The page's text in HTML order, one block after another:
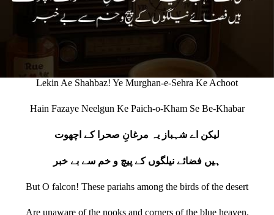
Lekin Ae Shahbaz! Ye Murghan-e-Sehra Ke Achoot
Hain Fazaye Neelgun Ke Paich-o-Kham Se Be-Khabar
لیکن اے شہباز یہ مرغانِ صحرا کے اچھوت
ہیں فضائے نیلگوں کے پیچ و خم سے بے خبر
But O falcon! These pariahs among the birds of the desert
Are unaware of the nooks and corners of the blue heaven.